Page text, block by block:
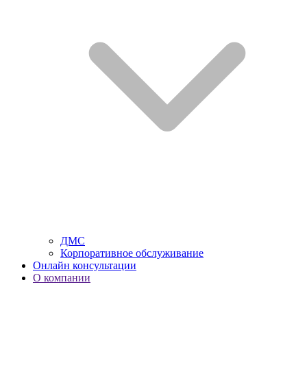
ДМС
Корпоративное обслуживание
Онлайн консультации
О компании